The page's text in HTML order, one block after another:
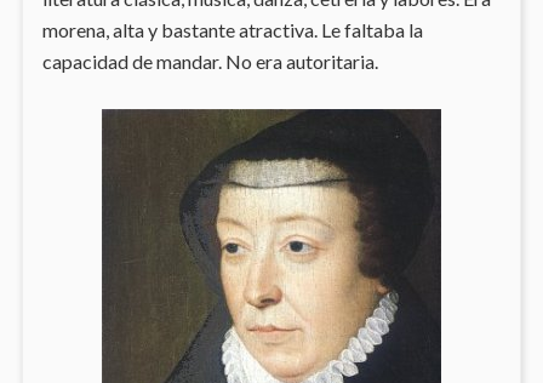
morena, alta y bastante atractiva. Le faltaba la
capacidad de mandar. No era autoritaria.